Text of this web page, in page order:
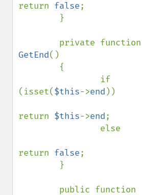
return false;
GetEnd()
(isset($this->end ))
return $this->end;
return false;